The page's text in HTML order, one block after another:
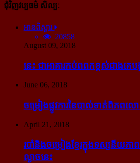
ជុំវិញវប្បធម៌ សិល្បៈ
អានពិស្ដារ
20858
August 09, 2018
នេះ ជា​អាគារ​កប់​ពពក​ខ្ពស់​ជាង​គេ​
June 06, 2018
ចម្រៀង​ផ្លូវការ​នៃ​បាល់ទាត់​ពិភព
April 21, 2018
របាំ​និង​ចម្រៀង​ខ្មែរ​ក្នុង​ទស្សនីយភា
ល្ងាច​នេះ